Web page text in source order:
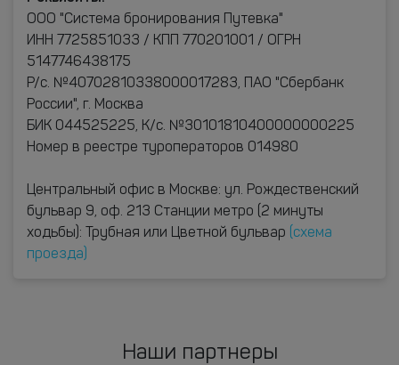
ООО "Система бронирования Путевка"
ИНН 7725851033 / КПП 770201001 / ОГРН
5147746438175
Р/с. №40702810338000017283, ПАО "Сбербанк
России", г. Москва
БИК 044525225, К/с. №30101810400000000225
Номер в реестре туроператоров 014980
Центральный офис в Москве: ул. Рождественский
бульвар 9, оф. 213 Станции метро (2 минуты
ходьбы): Трубная или Цветной бульвар
(схема
проезда)
Наши партнеры